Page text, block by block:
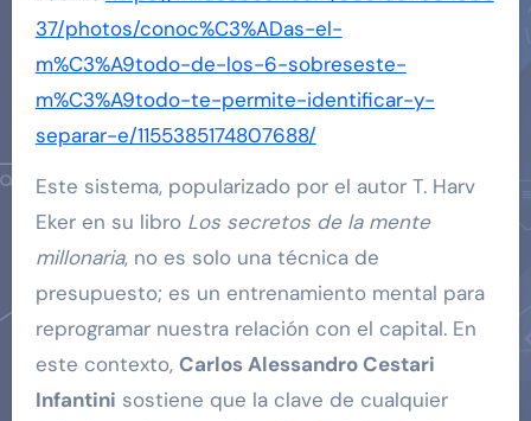
37/photos/conoc%C3%ADas-el-
m%C3%A9todo-de-los-6-sobreseste-
m%C3%A9todo-te-permite-identificar-y-
separar-e/1155385174807688/
Este sistema, popularizado por el autor T. Harv
Eker en su libro Los secretos de la mente
millonaria, no es solo una técnica de
presupuesto; es un entrenamiento mental para
reprogramar nuestra relación con el capital. En
este contexto, Carlos Alessandro Cestari
Infantini sostiene que la clave de cualquier